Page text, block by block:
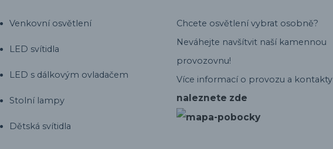
Venkovní osvětlení
LED svítidla
LED s dálkovým ovladačem
Stolní lampy
Dětská svítidla
Chcete osvětlení vybrat osobně?
Neváhejte navšítvit naší kamennou
provozovnu!
Více informací o provozu a kontakty
naleznete zde